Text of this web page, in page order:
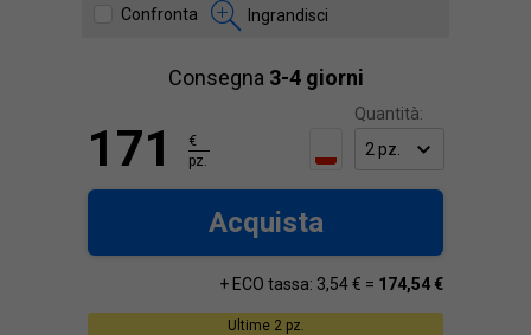
Confronta Ingrandisci
Ultime 2 pz.
Consegna 3-4 giorni
Quantità:
171
€
pz.
Acquista
+ ECO tassa: 3,54 € = 174,54 €